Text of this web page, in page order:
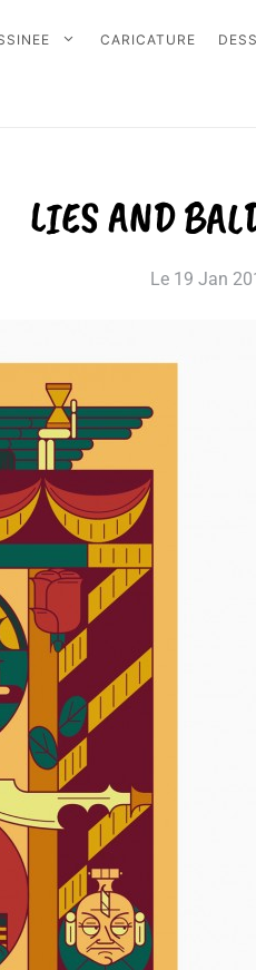
CARICATURE
LIES AND
Le 19 Jan